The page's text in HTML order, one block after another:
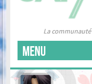
La
MENU